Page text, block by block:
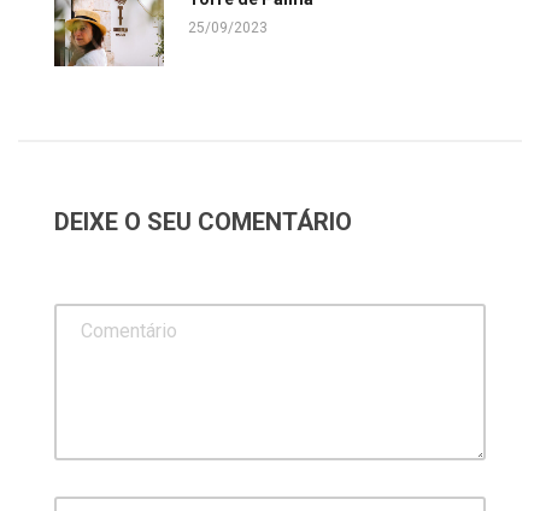
25/09/2023
DEIXE O SEU COMENTÁRIO